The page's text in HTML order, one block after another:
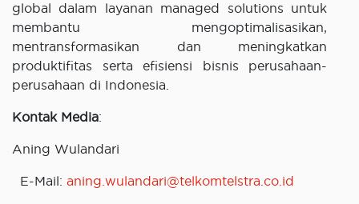
global dalam layanan managed solutions untuk
membantu mengoptimalisasikan,
mentransformasikan dan meningkatkan
produktifitas serta efisiensi bisnis perusahaan-
perusahaan di Indonesia.
Kontak Media:
Aning Wulandari
E-Mail: aning.wulandari@telkomtelstra.co.id